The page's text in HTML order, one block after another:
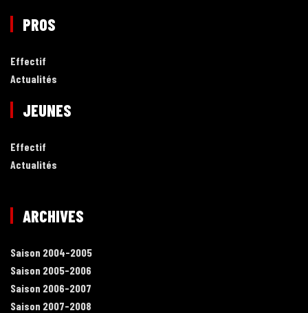
PROS
Effectif
Actualités
JEUNES
Effectif
Actualités
ARCHIVES
Saison 2004-2005
Saison 2005-2006
Saison 2006-2007
Saison 2007-2008